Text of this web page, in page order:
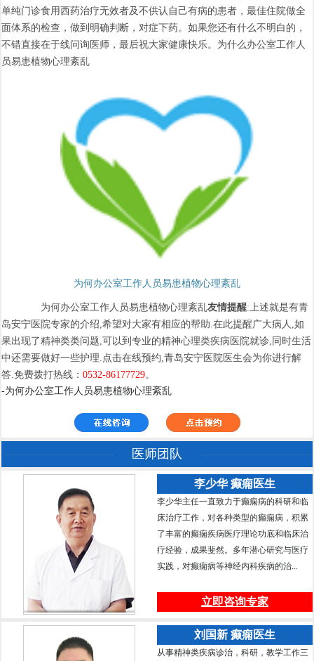
单纯门诊食用西药治疗无效者及不供认自己有病的患者，最佳住院做全
面体系的检查，做到明确判断，对症下药。如果您还有什么不明白的，
不错直接在于线问询医师，最后祝大家健康快乐。为什么办公室工作人
员易患植物心理紊乱
为何办公室工作人员易患植物心理紊乱
为何办公室工作人员易患植物心理紊乱友情提醒:上述就是有青
岛安宁医院专家的介绍,希望对大家有相应的帮助.在此提醒广大病人,如
果出现了精神类类问题,可以到专业的精神心理类疾病医院就诊,同时生活
中还需要做好一些护理.点击在线预约,青岛安宁医院医生会为你进行解
答.免费拨打热线：0532-86177729。
-为何办公室工作人员易患植物心理紊乱
医师团队
李少华 癫痫医生
李少华主任一直致力于癫痫病的科研和临
床治疗工作，对各种类型的癫痫病，积累
了丰富的癫痫疾病医疗理论功底和临床治
疗经验，成果斐然。多年潜心研究与医疗
实践，对癫痫病等神经内科疾病的治...
立即咨询专家
刘国新 癫痫医生
从事精神类疾病诊治，科研，教学工作三